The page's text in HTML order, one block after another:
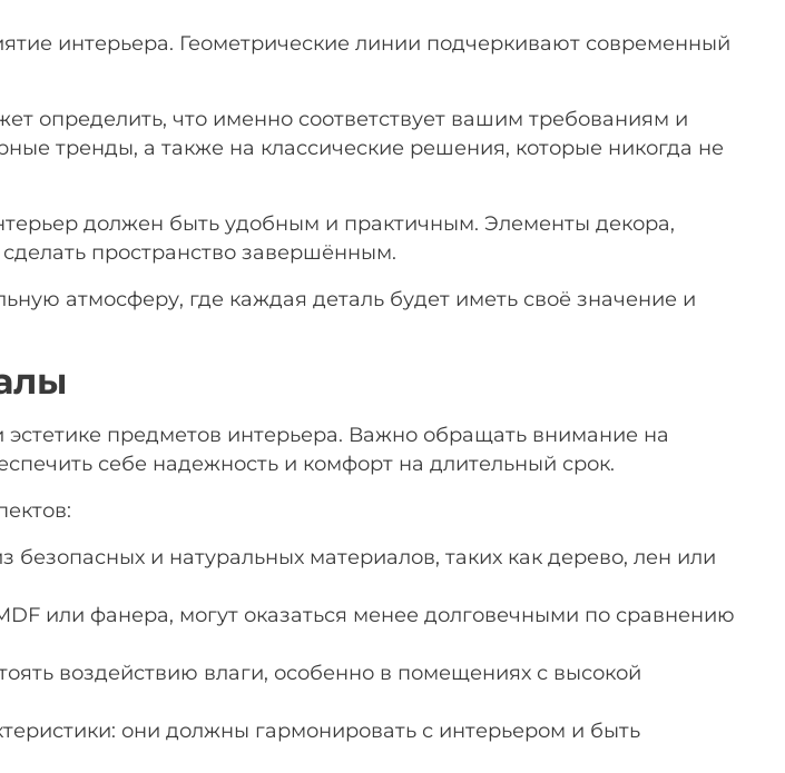
интерьера. Геометрические линии подчеркивают современный
определить, что именно соответствует вашим требованиям и
тренды, а также на классические решения, которые никогда не
должен быть удобным и практичным. Элементы декора,
пространство завершённым.
атмосферу, где каждая деталь будет иметь своё значение и
предметов интерьера. Важно обращать внимание на
себе надежность и комфорт на длительный срок.
безопасных и натуральных материалов, таких как дерево, лен или
или фанера, могут оказаться менее долговечными по сравнению
воздействию влаги, особенно в помещениях с высокой
они должны гармонировать с интерьером и быть